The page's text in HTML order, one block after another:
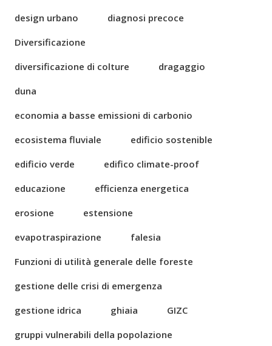
design urbano
diagnosi precoce
Diversificazione
diversificazione di colture
dragaggio
duna
economia a basse emissioni di carbonio
ecosistema fluviale
edificio sostenible
edificio verde
edifico climate-proof
educazione
efficienza energetica
erosione
estensione
evapotraspirazione
falesia
Funzioni di utilità generale delle foreste
gestione delle crisi di emergenza
gestione idrica
ghiaia
GIZC
gruppi vulnerabili della popolazione